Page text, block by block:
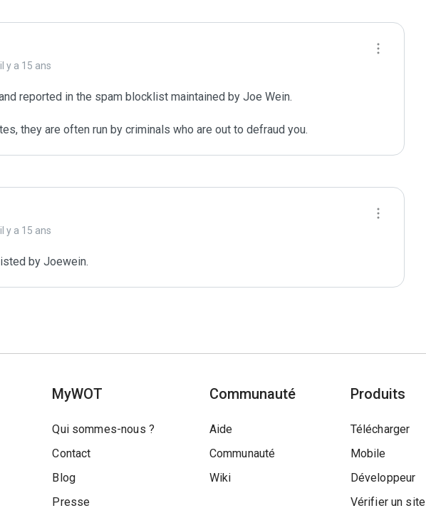
il y a 15 ans
reported in the spam blocklist maintained by Joe Wein.
they are often run by criminals who are out to defraud you.
il y a 15 ans
by Joewein.
MyWOT
Qui sommes-nous ?
Contact
Blog
Presse
Communauté
Aide
Communauté
Wiki
Produits
Télécharger
Mobile
Développeur
Vérifier un site